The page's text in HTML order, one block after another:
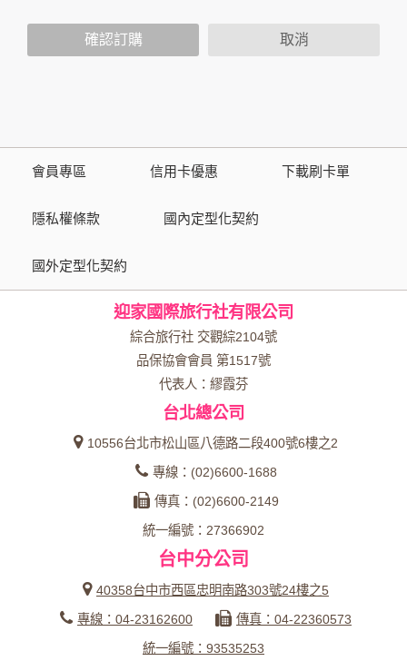
放連結的廠商也可能蒐集您個人的資料。對於您主動提供的個
人資訊，這些廣告廠商或連結網站有其個別的隱私權保護政
策，其資料處理措施不適用於本公司隱私權保護政策。
資料的蒐集與使用方式:
為了在本網站提供您最佳的互動性服務，可能會請您提供相關
本網站在您使用服務信箱、問卷調查等互動性功能時，會保留
於一般瀏覽時，伺服器會自行記錄相關行徑，包括您使用連線
設備的 IP 位址、使用時間、使用的瀏覽器、瀏覽及點選資料記
錄等，做為我們增進網站服務的參考依據，此記錄為內部應
用，決不對外公布。
為提供精確的服務，我們會將收集的問卷調查內容進行統計與
分析，分析結果之統計數據或說明文字呈現，除供內部研究
外，我們會視需要公佈統計數據及說明文字，但不涉及特定個
除非取得您的同意或其他法令之特別規定，本網站絕不會將您
的個人資料揭露予第三人或使用於蒐集目的以外之其他用途。
贈獎時，本網站會收集您的個人識別資料，本網站也可以從商
當客戶在本網站註冊時，我們會取得您的姓名、電話、住址、
身份證字號、電子郵件、出生日期、性別、行業等相關資料，
當您註冊成功，並登入使用我們的服務後，我們即取得您的資
確認訂購 取消
會員專區 信用卡優惠 下載刷卡單
隱私權條款 國內定型化契約
國外定型化契約
迎家國際旅行社有限公司
綜合旅行社 交觀綜2104號
品保協會會員 第1517號
代表人：繆霞芬
台北總公司
10556台北市松山區八德路二段400號6樓之2
專線：(02)6600-1688
傳真：(02)6600-2149
統一編號：27366902
台中分公司
40358台中市西區忠明南路303號24樓之5
專線：04-23162600
傳真：04-22360573
統一編號：93535253